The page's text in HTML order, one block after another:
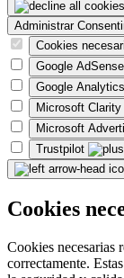
Administrar
Cookies
Google AdSense
Google Analytics
Microsoft Clarity
Microsoft
Trustpilot
Cookies
Cookies necesarias
correctamente.